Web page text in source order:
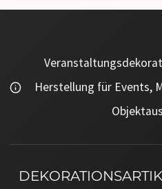
Herstellung für Events,